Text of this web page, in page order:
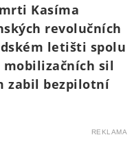
Kasíma
revolučních
letišti spolu
mobilizačních sil
zabil bezpilotní
REKLAMA